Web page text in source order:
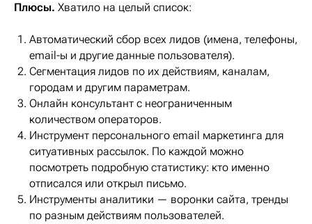
Плюсы. Хватило на целый список:
Автоматический сбор всех лидов (имена, телефоны,
email-ы и другие данные пользователя).
Сегментация лидов по их действиям, каналам,
городам и другим параметрам.
Онлайн консультант с неограниченным
количеством операторов.
Инструмент персонального email маркетинга для
ситуативных рассылок. По каждой можно
посмотреть подробную статистику: кто именно
отписался или открыл письмо.
Инструменты аналитики — воронки сайта, тренды
по разным действиям пользователей.